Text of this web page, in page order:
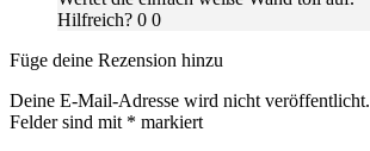
Hilfreich? 0 0
Füge deine Rezension hinzu
Deine E-Mail-Adresse wird nicht veröffentlicht.
Felder sind mit * markiert